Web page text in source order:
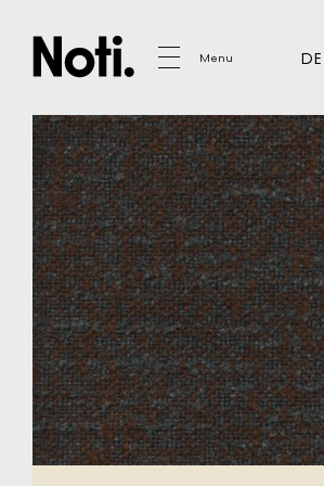
Menu
DE
MÖBEL
PROJEKTE
WERKZEUGE
STOFFSPEZIFIKATION
AUSFÜHRUNGSMATERIALIEN
STOFFTEXTUREN - BASIC
STOFFTEXTUREN - EXTENDED
PRODUKTBLÄTTER
MONTAGEANLEITUNG FÜR MÖBEL